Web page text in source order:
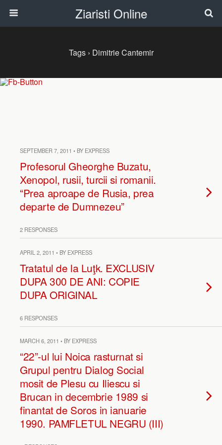
Ziaristi Online
Tags › Dimitrie Cantemir
SEPTEMBER 7, 2011 • BY EXPRESS
Profesorul Gheorghe Buzatu,
Xenopol, rusii, turcii si romanii.
“Prea aproape de Rusia, prea
departe de Dumnezeu”
2 RESPONSES
APRIL 2, 2011 • BY EXPRESS
Tratatul de la Luţk. EXCLUSIV
DUPA 300 DE ANI: COPIE
DUPA ORIGINAL
6 RESPONSES
MARCH 6, 2011 • BY EXPRESS
“22”-ul lui Noica rasturnat si
Grupul pentru Dialog Social
mosit de Plesu cu Iliescu si
Brucan in decembrie 1989 si
finantat de Soros in ianuarie
1990. PAMFLETUL NEGRU (III)